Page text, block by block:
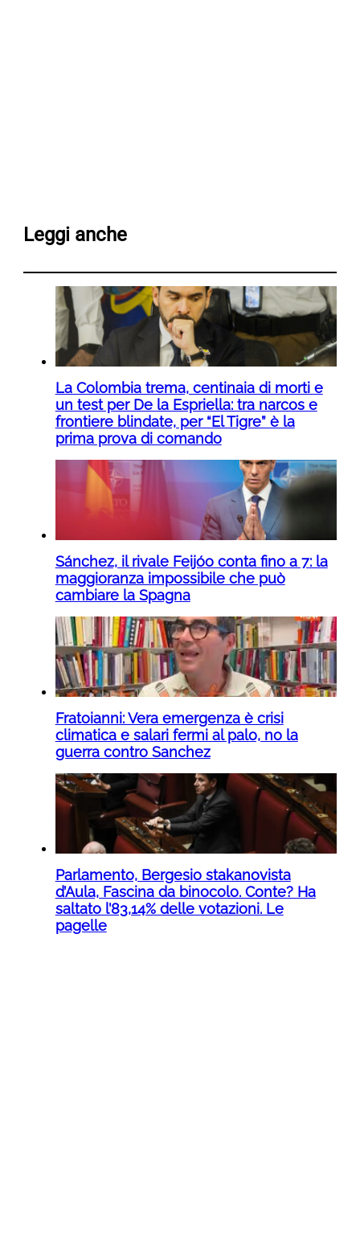
Leggi anche
La Colombia trema, centinaia di morti e
un test per De la Espriella: tra narcos e
frontiere blindate, per “El Tigre” è la
prima prova di comando
Sánchez, il rivale Feijóo conta fino a 7: la
maggioranza impossibile che può
cambiare la Spagna
Fratoianni: Vera emergenza è crisi
climatica e salari fermi al palo, no la
guerra contro Sanchez
Parlamento, Bergesio stakanovista
d’Aula, Fascina da binocolo. Conte? Ha
saltato l’83,14% delle votazioni. Le
pagelle